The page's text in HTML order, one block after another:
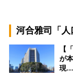
河合雅司「人
【
が
現…